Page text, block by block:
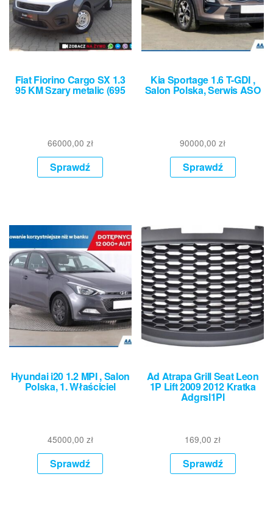
Fiat Fiorino Cargo SX 1.3
95 KM Szary metalic (695
66000,00 zł
Sprawdź
Kia Sportage 1.6 T-GDI ,
Salon Polska, Serwis ASO
90000,00zł
Sprawdź
Hyundai i20 1.2 MPI , Salon
Polska, 1. Właściciel
45000,00 zł
Sprawdź
Ad Atrapa Grill Seat Leon
1P Lift 2009 2012 Kratka
Adgrsl1Pl
169,00zł
Sprawdź